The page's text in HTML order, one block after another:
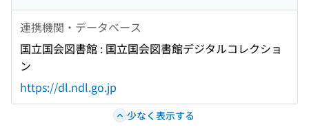
連携機関・データベース
国立国会図書館 : 国立国会図書館デジタルコレクショ
ン
https://dl.ndl.go.jp
少なく表示する